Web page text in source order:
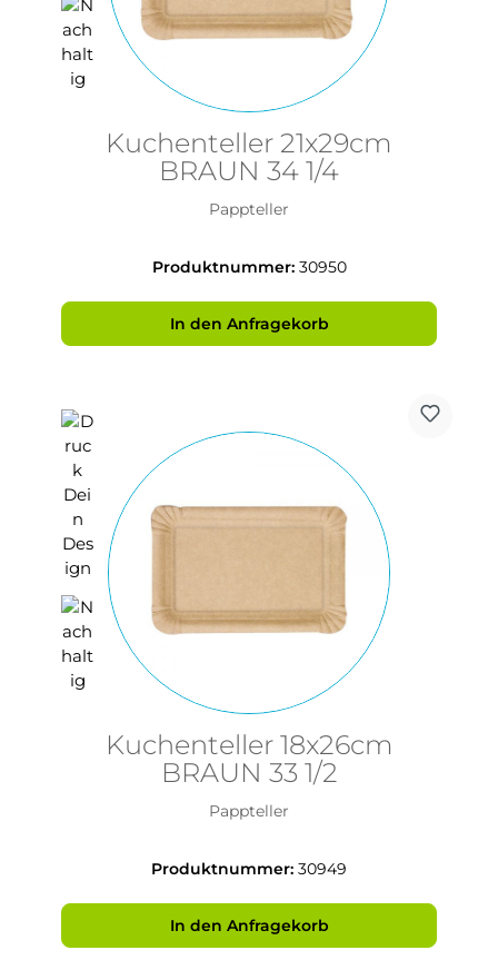
Kuchenteller 21x29cm
BRAUN 34 1/4
Pappteller
Produktnummer: 30950
In den Anfragekorb
Kuchenteller 18x26cm
BRAUN 33 1/2
Pappteller
Produktnummer: 30949
In den Anfragekorb